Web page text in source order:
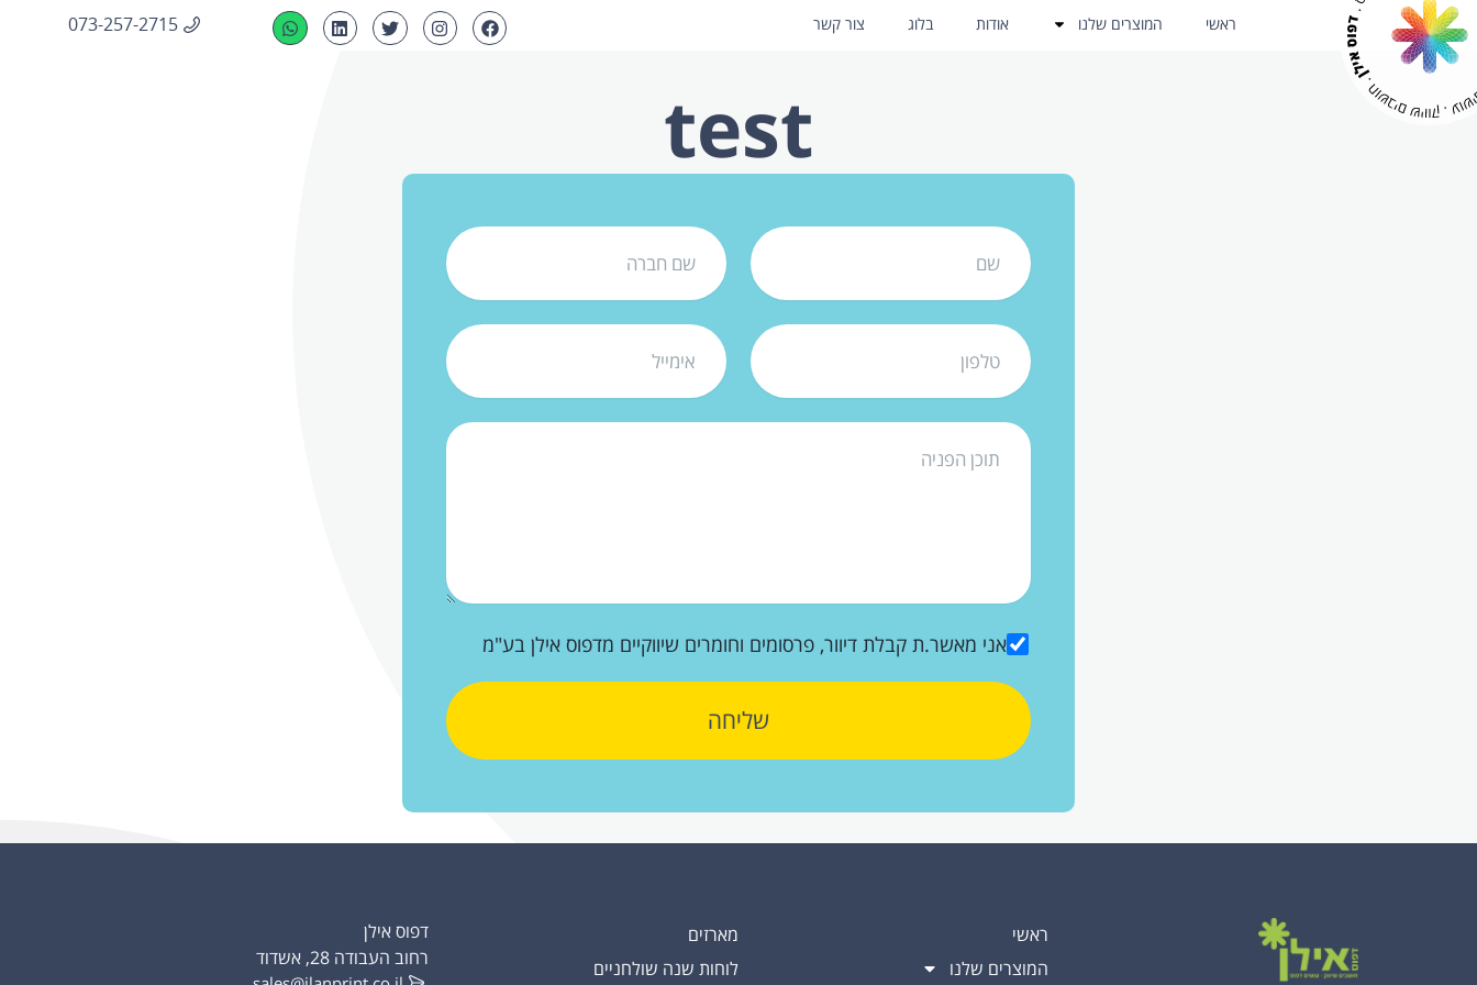
ראשי המוצרים שלנו אודות בלוג צור קשר 073-257-2715
test
אני מאשר.ת קבלת דיוור, פרסומים וחומרים שיווקיים מדפוס אילן בע"מ
שליחה
ראשי
המוצרים שלנו
מארזים
לוחות שנה שולחניים
דפוס אילן
רחוב העבודה 28, אשדוד